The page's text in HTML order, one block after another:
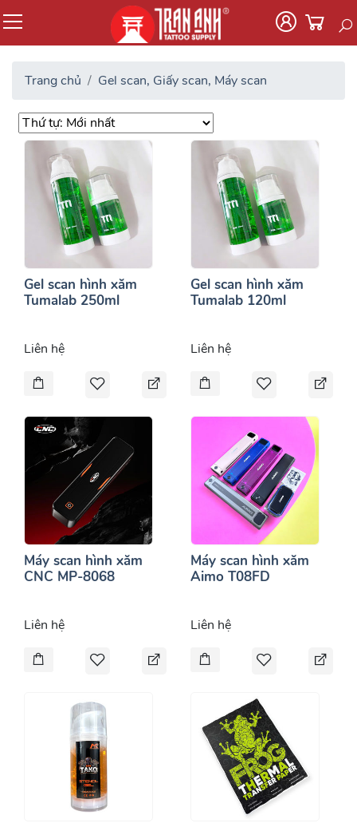
Trang chủ Gel scan, Giấy scan, Máy scan
Gel scan hình xăm
Tumalab 250ml
Liên hệ
Gel scan hình xăm
Tumalab 120ml
Liên hệ
Máy scan hình xăm
CNC MP-8068
Liên hệ
Máy scan hình xăm
Aimo T08FD
Liên hệ